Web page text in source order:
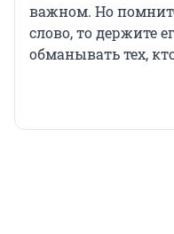
важном. Но
слово, то держите
обманывать тех,